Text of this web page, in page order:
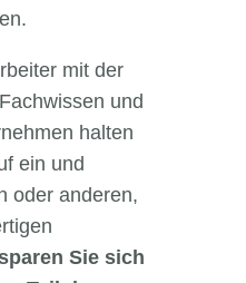
mit der
und
halten
ein und
oder anderen,
Sie sich